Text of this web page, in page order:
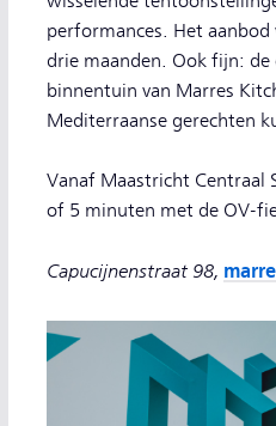
performances. Het
drie maanden. Ook fijn:
binnentuin van Marres
Mediterraanse gerechten
Vanaf Maastricht Centraal
of 5 minuten met de OV-
Capucijnenstraat 98,